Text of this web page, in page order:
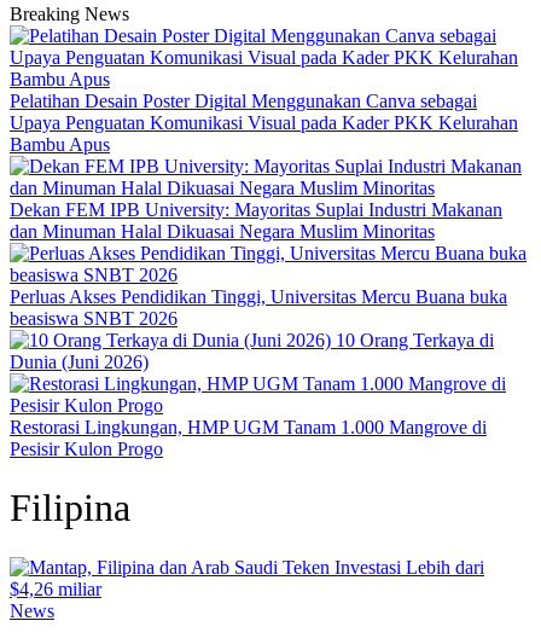
Breaking News
Pelatihan Desain Poster Digital Menggunakan Canva sebagai
Upaya Penguatan Komunikasi Visual pada Kader PKK Kelurahan
Bambu Apus
Dekan FEM IPB University: Mayoritas Suplai Industri Makanan
dan Minuman Halal Dikuasai Negara Muslim Minoritas
Perluas Akses Pendidikan Tinggi, Universitas Mercu Buana buka
beasiswa SNBT 2026
10 Orang Terkaya di
Dunia (Juni 2026)
Restorasi Lingkungan, HMP UGM Tanam 1.000 Mangrove di
Pesisir Kulon Progo
Filipina
News